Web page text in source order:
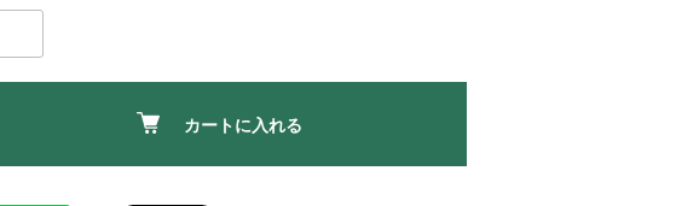
カートに入れる